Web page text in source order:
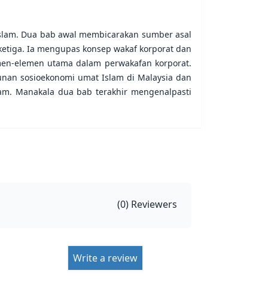
Dua bab awal membicarakan sumber asal
Ia mengupas konsep wakaf korporat dan
elemen utama dalam perwakafan korporat.
sosioekonomi umat Islam di Malaysia dan
Manakala dua bab terakhir mengenalpasti
(0) Reviewers
Write a review